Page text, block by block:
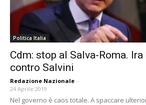
Politica Italia
Cdm: stop al Salva-Roma. Ira
contro Salvini
Redazione Nazionale -
24 Aprile 2019
Nel governo è caos totale. A spaccare